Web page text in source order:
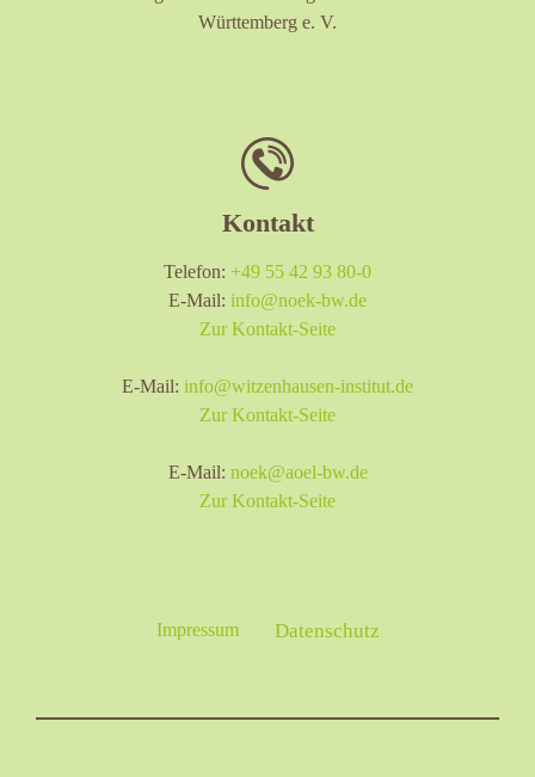
Württemberg e. V.
Kontakt
Telefon: +49 55 42 93 80-0
E-Mail: info@noek-bw.de
Zur Kontakt-Seite
E-Mail: info@witzenhausen-institut.de
Zur Kontakt-Seite
E-Mail: noek@aoel-bw.de
Zur Kontakt-Seite
Impressum Datenschutz